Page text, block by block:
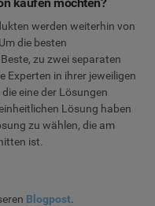
werden weiterhin von
die besten
zu zwei separaten
Experten in ihrer jeweiligen
eine der Lösungen
Lösung haben
zu wählen, die am
ist.
Blogpost.